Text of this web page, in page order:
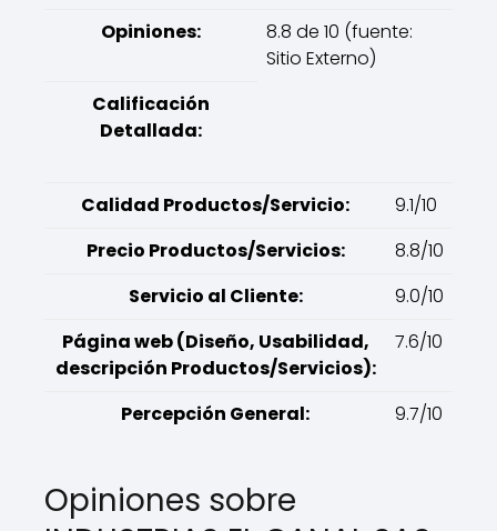
Opiniones:
8.8 de 10 (fuente:
Sitio Externo)
Calificación
Detallada:
Calidad Productos/Servicio:
9.1/10
Precio Productos/Servicios:
8.8/10
Servicio al Cliente:
9.0/10
Página web (Diseño, Usabilidad,
descripción Productos/Servicios):
7.6/10
Percepción General: 9.7/10
Opiniones sobre